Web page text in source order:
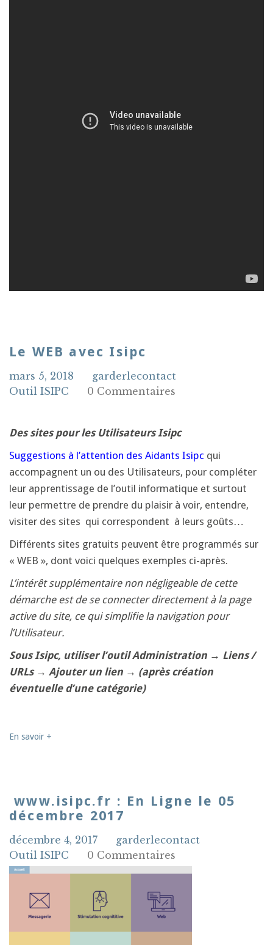
Le WEB avec Isipc
mars 5, 2018
garderlecontact
Outil ISIPC
0 Commentaires
Des sites pour les Utilisateurs Isipc
Suggestions à l’attention des Aidants Isipc qui
accompagnent un ou des Utilisateurs, pour compléter
leur apprentissage de l’outil informatique et surtout
leur permettre de prendre du plaisir à voir, entendre,
visiter des sites qui correspondent à leurs goûts…
Différents sites gratuits peuvent être programmés sur
« WEB », dont voici quelques exemples ci-après.
L’intérêt supplémentaire non négligeable de cette
démarche est de se connecter directement à la page
active du site, ce qui simplifie la navigation pour
l’Utilisateur.
Sous Isipc, utiliser l’outil Administration → Liens /
URLs → Ajouter un lien → (après création
éventuelle d’une catégorie)
En savoir +
www.isipc.fr : En Ligne le 05
décembre 2017
décembre 4, 2017
garderlecontact
Outil ISIPC
0 Commentaires